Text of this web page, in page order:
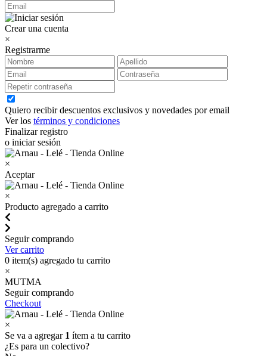
Crear una cuenta
×
Registrarme
Quiero recibir descuentos exclusivos y novedades por email
Ver los términos y condiciones
Finalizar registro
o iniciar sesión
×
Aceptar
×
Producto agregado a carrito
Seguir comprando
Ver carrito
0 item(s) agregado tu carrito
×
MUTMA
Seguir comprando
Checkout
×
Se va a agregar 1 ítem a tu carrito
¿Es para un colectivo?